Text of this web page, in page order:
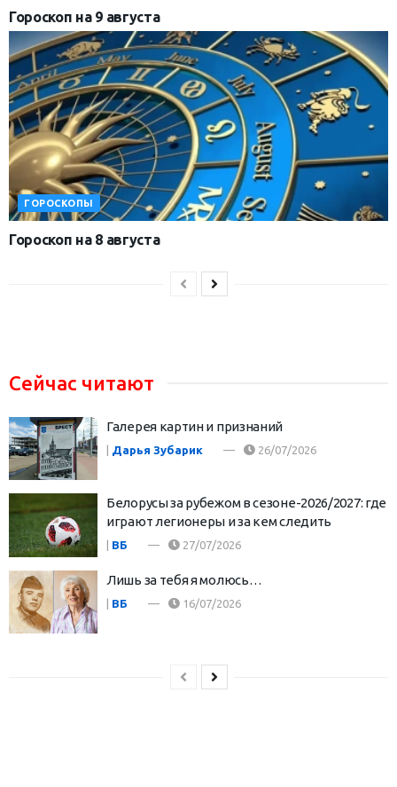
Гороскоп на 9 августа
ГОРОСКОПЫ
Гороскоп на 8 августа
Сейчас читают
Галерея картин и признаний
| Дарья Зубарик 26/07/2026
Белорусы за рубежом в сезоне-2026/2027: где
играют легионеры и за кем следить
ВБ 27/07/2026
Лишь за тебя я молюсь…
| ВБ 16/07/2026